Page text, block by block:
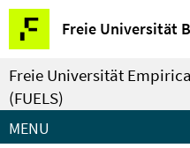
Springe
direkt
zu
Inhalt
Freie Universität
Service
Navigation
Freie Universität
(FUELS)
MENU